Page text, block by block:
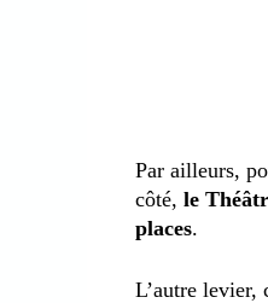
Par ailleurs,
côté, le
places.
L’autre levier,